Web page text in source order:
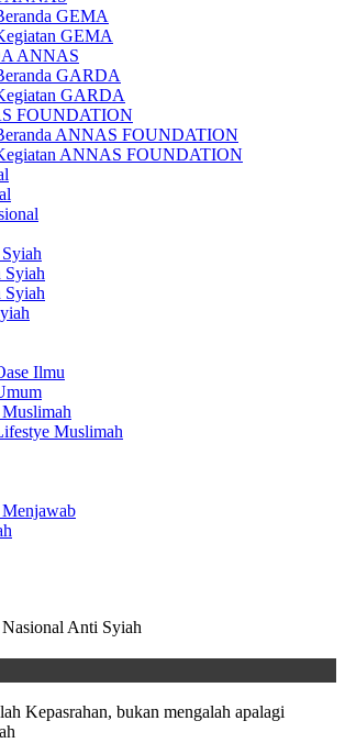
GEMA
GEMA
ANNAS
GARDA
GARDA
FOUNDATION
ANNAS FOUNDATION
ANNAS FOUNDATION
Syiah
Syiah
Ilmu
Muslimah
Kepasrahan, bukan mengalah apalagi